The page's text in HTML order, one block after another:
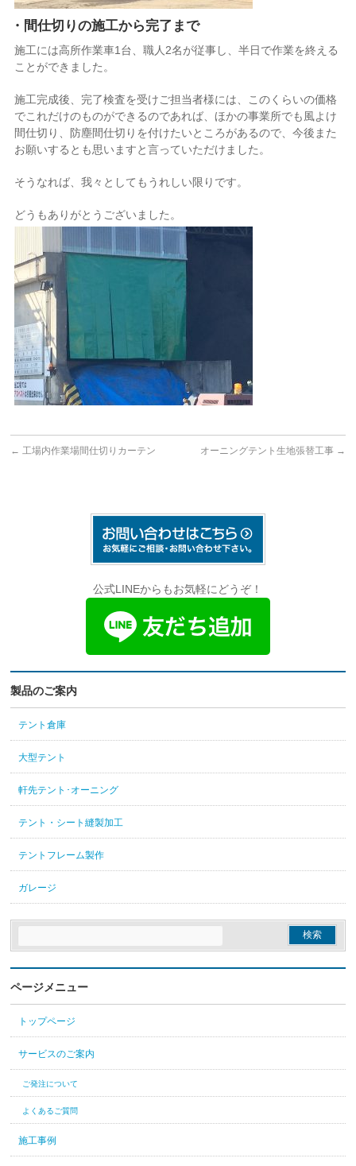
・間仕切りの施工から完了まで
施工には高所作業車1台、職人2名が従事し、半日で作業を終える
ことができました。
施工完成後、完了検査を受けご担当者様には、このくらいの価格
でこれだけのものができるのであれば、ほかの事業所でも風よけ
間仕切り、防塵間仕切りを付けたいところがあるので、今後また
お願いするとも思いますと言っていただけました。
そうなれば、我々としてもうれしい限りです。
どうもありがとうございました。
← 工場内作業場間仕切りカーテン オーニングテント生地張替工事 →
公式LINEからもお気軽にどうぞ！
製品のご案内
テント倉庫
大型テント
軒先テント･オーニング
テント・シート縫製加工
テントフレーム製作
ガレージ
ページメニュー
トップページ
サービスのご案内
ご発注について
よくあるご質問
施工事例